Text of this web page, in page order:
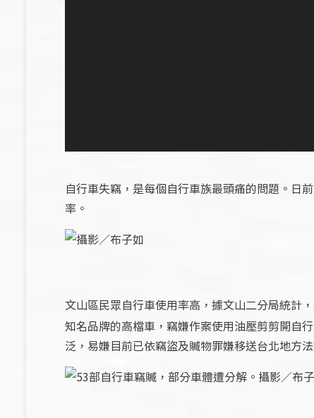
自行車失竊，是每個自行車族最頭痛的問題。日
率。
文山區民眾自行車使用率高，據文山二分局統計
知名品牌的高檔車，竊嫌作案使用油壓剪剪開自
泛，易嫌目前已依竊盜及贓物罪嫌移送台北地方